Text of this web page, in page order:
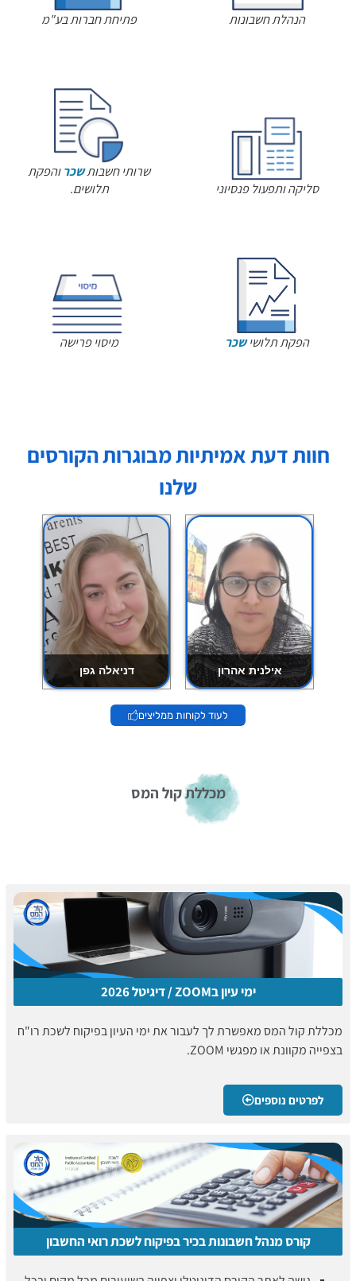
הנהלת חשבונות פתיחת חברות בע"מ
סליקה ותפעול פנסיוני
שרותי חשבותשכרוהפקת
תלושים.
הפקת תלושישכר מיסוי פרישה
חוות דעת אמיתיות מבוגרות הקורסים
שלנו
דניאלה גפן אילנית אהרון
לעוד לקוחות ממליצים
מכללת קול המס
ימי עיון בZOOM / דיגיטל 2026
מכללת קול המס מאפשרת לך לעבור את ימי העיון בפיקוח לשכת רו"ח
בצפייה מקוונת או מפגשי ZOOM.
לפרטים נוספים
קורס מנהל חשבונות בכיר בפיקוח לשכת רואי החשבון